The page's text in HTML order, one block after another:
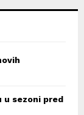
u sezoni pred